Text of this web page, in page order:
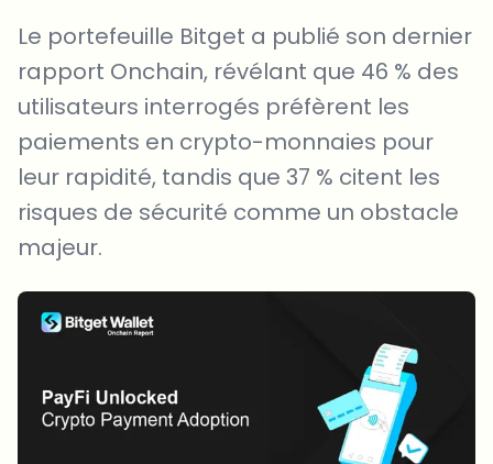
Le portefeuille Bitget a publié son dernier
rapport Onchain, révélant que 46 % des
utilisateurs interrogés préfèrent les
paiements en crypto-monnaies pour
leur rapidité, tandis que 37 % citent les
risques de sécurité comme un obstacle
majeur.